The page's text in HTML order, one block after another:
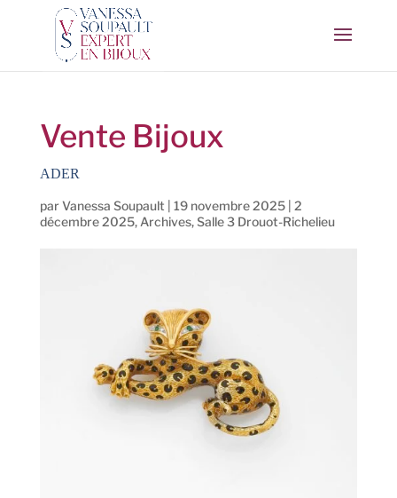
Vente Bijoux
ADER
parVanessa Soupault 19 novembre 2025| 2
décembre 2025, Archives,Salle 3 Drouot-Richelieu